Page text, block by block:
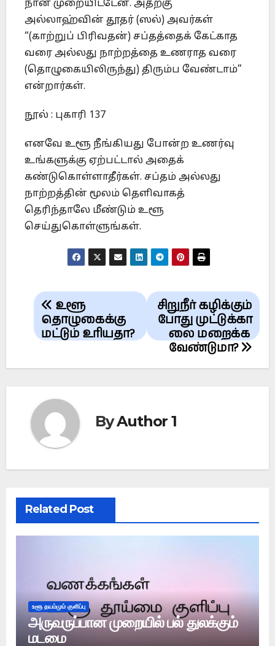
நான் முறையிட்டேன். அதற்கு
அல்லாஹ்வின் தூதர் (ஸல்) அவர்கள்
“(காற்றுப் பிரிவதன்) சப்தத்தைக் கேட்காத
வரை அல்லது நாற்றத்தை உணராத வரை
(தொழுகையிலிருந்து) திரும்ப வேண்டாம்”
என்றார்கள்.
நூல் : புகாரி 137
எனவே உளூ நீங்கியது போன்ற உணர்வு
உங்களுக்கு ஏற்பட்டால் அதைக்
கண்டுகொள்ளாதீர்கள். சப்தம் அல்லது
நாற்றத்தின் மூலம் தெளிவாகத்
தெரிந்தாலே மீண்டும் உளூ
செய்துகொள்ளுங்கள்.
Post
navigation
சிறுநீர் கழிக்கும்
போது முட்டுக்கா
லை மறைக்க
வேண்டுமா?
உளூ
தொழுகைக்கு
மட்டும் உரியதா?
ByAuthor 1
Related Post
உளூ தயம்மும் குளிப்பு
அருவருப்பான முறையில் பல் துலக்கும்
மடமை